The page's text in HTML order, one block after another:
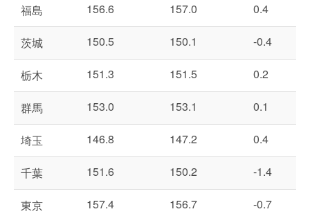
福島 156.6 157.0 0.4
茨城 150.5 150.1 -0.4
栃木 151.3 151.5 0.2
群馬 153.0 153.1 0.1
埼玉 146.8 147.2 0.4
千葉 151.6 150.2 -1.4
東京 157.4 156.7 -0.7